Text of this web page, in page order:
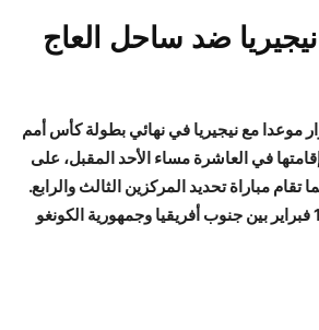
ضد ساحل العاج
موعدا مع نيجيريا في نهائي بطولة كأس أمم
المقرر إقامتها في العاشرة مساء الأحد المقبل، على
تقام مباراة تحديد المركزين الثالث والرابع.
ستقام مساء السبت 10 فبراير بين جنوب أفريقيا وجمهورية الكونغو